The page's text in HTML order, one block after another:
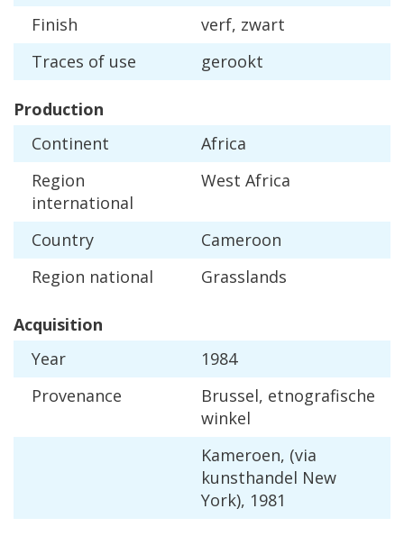
Finish
verf, zwart
Traces of use gerookt
Production
Continent
Africa
Region
international
West Africa
Country
Cameroon
Region national Grasslands
Acquisition
Year
1984
Provenance
Brussel, etnografische
winkel
Kameroen, (via
kunsthandel New
York), 1981